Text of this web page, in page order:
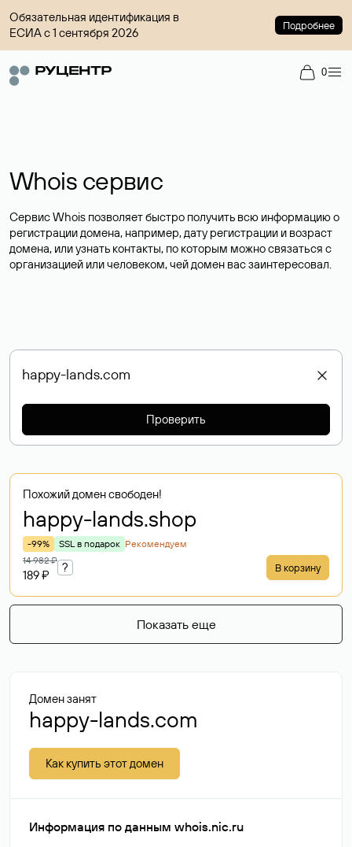
Обязательная идентификация в
ЕСИА с 1 сентября 2026
Подробнее
0
Whois сервис
Сервис Whois позволяет быстро получить всю информацию о
регистрации домена, например, дату регистрации и возраст
домена, или узнать контакты, по которым можно связаться с
организацией или человеком, чей домен вас заинтересовал.
Проверить
Похожий домен свободен!
happy-lands.shop
-99% SSL в подарок Рекомендуем
14 982 ₽
189 ₽
? В корзину
Показать еще
Домен занят
happy-lands.com
Как купить этот домен
Информация по данным whois.nic.ru